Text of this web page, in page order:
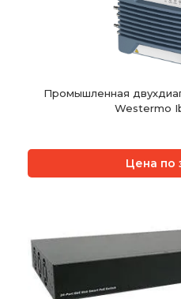
Промышленная
Westermo
Цена по